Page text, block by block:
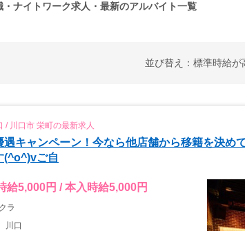
・ナイトワーク求人・最新のアルバイト一覧
並び替え： 標準時給が
/ 川口市 栄町の最新求人
遇キャンペーン！今なら他店舗から移籍を決め
(^o^)vご自
給5,000円 / 本入時給5,000円
ラ
川口